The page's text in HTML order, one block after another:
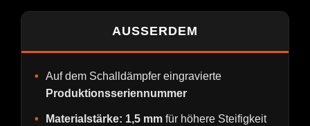
AUSSERDEM
Auf dem Schalldämpfer eingravierte
Produktionsseriennummer
Materialstärke: 1,5 mm für höhere Steifigkeit